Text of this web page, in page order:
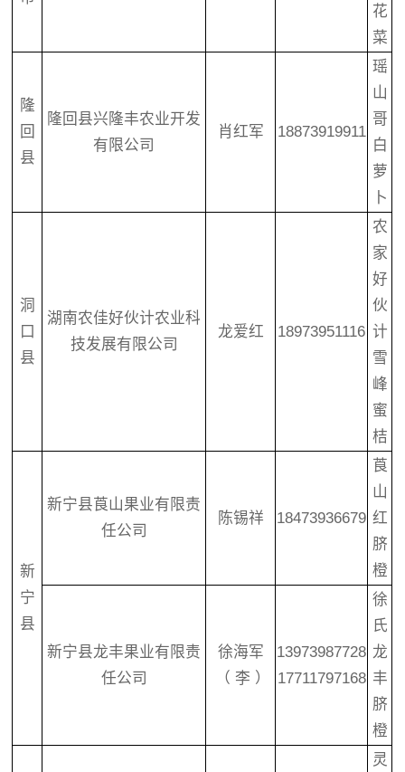
花
菜
隆
回
县
隆回县兴隆丰农业开发
有限公司
肖红军 18873919911
瑶
山
哥
白
萝
卜
洞
口
县
湖南农佳好伙计农业科
技发展有限公司
龙爱红 18973951116
农
家
好
伙
计
雪
峰
蜜
桔
新
宁
县
新宁县莨山果业有限责
任公司
陈锡祥 18473936679
莨
山
红
脐
橙
新宁县龙丰果业有限责
任公司
徐海军
（ 李 ）
13973987728
17711797168
徐
氏
龙
丰
脐
橙
灵